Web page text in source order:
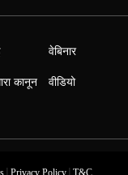
कानून
वेबिनार
वीडियो
Privacy Policy T&C